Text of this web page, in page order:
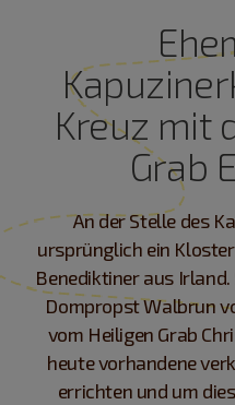
Kreuz mit
Grab
An der Stelle des
ursprünglich ein
Benediktiner aus
Dompropst Walbrun
vom Heiligen Grab
heute vorhandene
errichten und um